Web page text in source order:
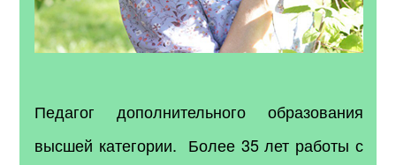
Педагог дополнительного образования
высшей категории. Более 35 лет работы с